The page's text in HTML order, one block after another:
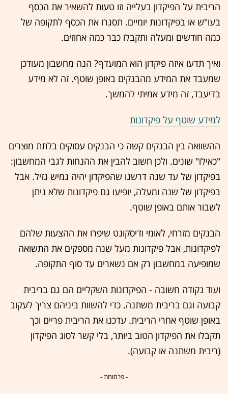
הריבית על הפיקדון בעלייה וזו טעות להשאיר את הכסף
בעו"ש או בפיקדונות יומיים. תסגרו את הכסף לתקופה של
כמה חודשים ומעלה ותקבלו כבר כמה אחוזים.
ואיך תדעו איזה פיקדון הוא המועדף? הנה מחשבון מעודכן
שמעבד את המידע מהבנקים באופן שוטף. זה לא מידע
בדיעבד, זה מידע אמיתי להמשך.
למידע שוטף על פיקדונות
ההשוואה בין הבנקים קשה כי הבנקים עסוקים בלתת מוצרים
"כאילו" שונים. ולכן חשוב להבין את ההנחות לגבי המחשבון:
בפיקדון של עד שנה דרשנו שהפיקדון יהיה גמיש נזיל. אבל
בפיקדון של שנה ומעלה, יופיעו גם פיקדונות שלא ניתן
לשבור אותם באופן שוטף.
הבנקים מזרחי, לאומי ודיסקונט שיפרו את ההצעות שלהם
לפיקדונות, אבל פיקדונות מעל שנה מספקים את התשואה
שמופיעה במחשבון רק אם נשארים עד סוף התקופה.
ועוד נקודה חשובה - הפיקדונות השקליים הם גם בריבית
קבועה וגם בריבית משתנה. כדי להשוות ביניהם צריך לעקוב
באופן שוטף אחרי הריבית. עדכנו את הריבית פריים וכך
תקבלו את הפיקדון הטוב ביותר, בלי קשר לסוג הפיקדון
(ריבית משתנה או קבועה).
- פרסומת -